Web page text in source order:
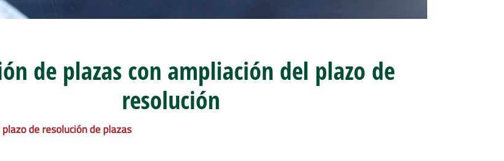
de plazas con ampliación del plazo de
resolución
de resolución de plazas